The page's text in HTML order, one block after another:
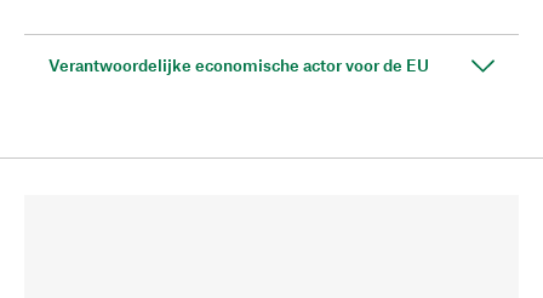
Verantwoordelijke economische actor voor de EU